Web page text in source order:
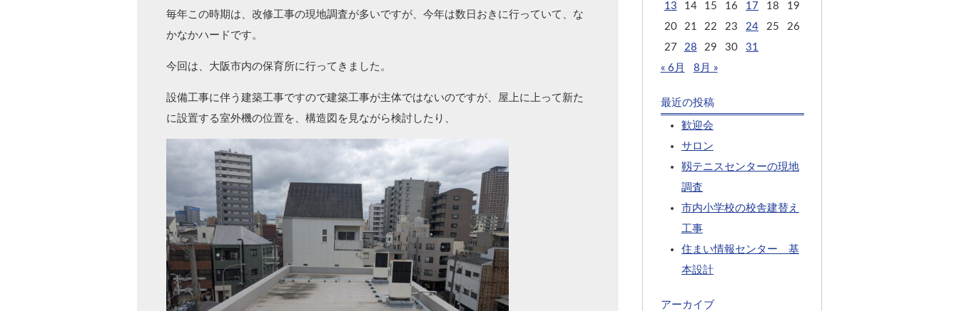
毎年この時期は、改修工事の現地調査が多いですが、今年は数日おきに行っていて、な
かなかハードです。
今回は、大阪市内の保育所に行ってきました。
設備工事に伴う建築工事ですので建築工事が主体ではないのですが、屋上に上って新た
に設置する室外機の位置を、構造図を見ながら検討したり、
13
14 15 16 17 18
19
20
21 22 23 24 25
26
27
28 29 30
31
« 6月
8月 »
最近の投稿
歓迎会
サロン
靱テニスセンターの現地
調査
市内小学校の校舎建替え
工事
住まい情報センター 基
本設計
アーカイブ